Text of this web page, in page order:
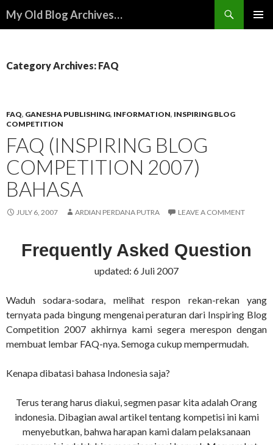
My Old Blog Archives…
Category Archives: FAQ
FAQ, GANESHA PUBLISHING, INFORMATION, INSPIRING BLOG
COMPETITION
FAQ (INSPIRING BLOG
COMPETITION 2007)
BAHASA
JULY 6, 2007 ARDIAN PERDANA PUTRA LEAVE A COMMENT
Frequently Asked Question
updated: 6 Juli 2007
Waduh sodara-sodara, melihat respon rekan-rekan yang
ternyata pada bingung mengenai peraturan dari Inspiring Blog
Competition 2007 akhirnya kami segera merespon dengan
membuat lembar FAQ-nya. Semoga cukup mempermudah.
Kenapa dibatasi bahasa Indonesia saja?
Terus terang harus diakui, segmen pasar kita adalah Orang
indonesia. Dibagian awal artikel tentang kompetisi ini kami
menyebutkan, bahwa harapan kami dalam pelaksanaan